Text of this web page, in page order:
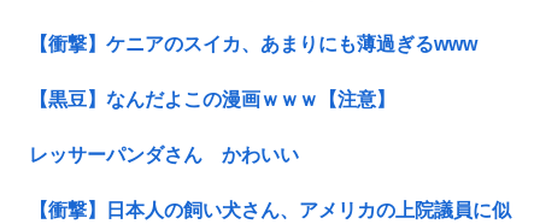
【衝撃】ケニアのスイカ、あまりにも薄過ぎるwww
【黒豆】なんだよこの漫画ｗｗｗ【注意】
レッサーパンダさん かわいい
【衝撃】日本人の飼い犬さん、アメリカの上院議員に似